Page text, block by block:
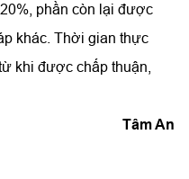
phần còn lại được
khác. Thời gian thực
khi được chấp thuận,
Tâm An